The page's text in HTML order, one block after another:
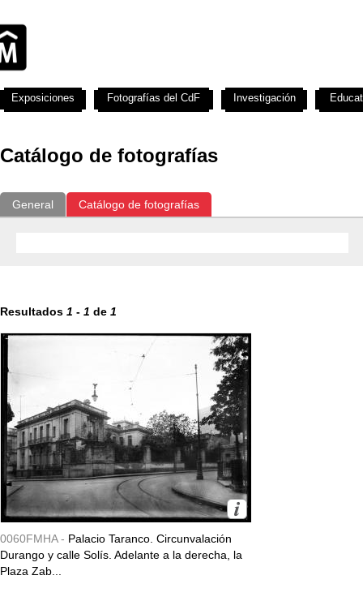
Catálogo de fotografías
General Catálogo de fotografías
Resultados 1 - 1 de 1
0060FMHA - Palacio Taranco. Circunvalación
Durango y calle Solís. Adelante a la derecha, la
Plaza Zab...
Exposiciones Fotografías del CdF Investigación